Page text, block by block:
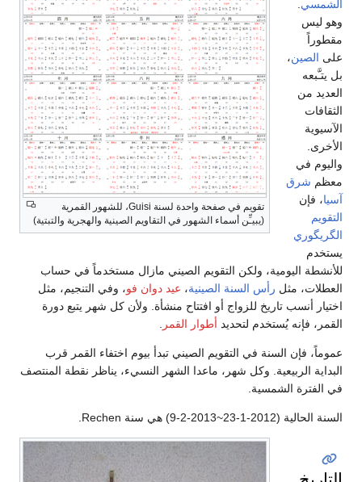
تقويم في صفحة واحدة لسنة Guisi، للشهور القمرية
في التقاويم الصينية والهجرية والتبتية)
مازال مستخدماً في حساب
عيد دوان فو ، وفي التنجيم، مثل
منشأة. ولأن كل شهر يتبع دورة
.
تبدأ بيوم اختفاء القمر قرب
الشهر النسيء، يناظر نقطة المنتصف